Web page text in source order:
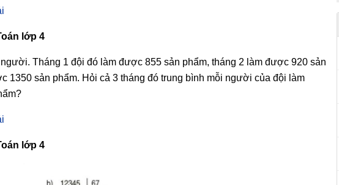
lớp 4
Tháng 1 đội đó làm được 855 sản phẩm, tháng 2 làm được 920 sản
1350 sản phẩm. Hỏi cả 3 tháng đó trung bình mỗi người của đội làm
lớp 4